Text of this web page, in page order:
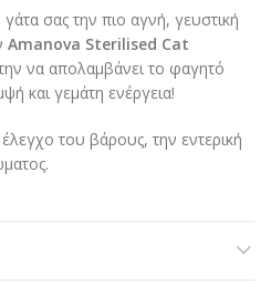
σας την πιο αγνή, γευστική
Amanova Sterilised Cat
την να απολαμβάνει το φαγητό
και γεμάτη ενέργεια!
του βάρους, την εντερική